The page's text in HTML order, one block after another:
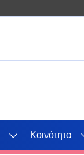
Κοινότητα